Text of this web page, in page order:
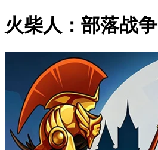
火柴人：部落战争